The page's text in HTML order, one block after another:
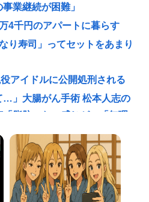
業継続が困難」
4千円のアパートに暮らす
り寿司」ってセットをあまり
アイドルに公開処刑される
…」大腸がん手術 松本人志の
脂肪のない感じが」「無理
ない？ さっきは食べれるっ
（ヽ´ん`）「」 反論できる？
クソ！モスバーガー最高